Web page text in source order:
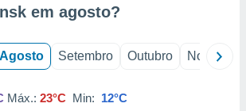
em agosto?
Agosto Setembro Outubro Novembro
Máx.: 23°C Min: 12°C